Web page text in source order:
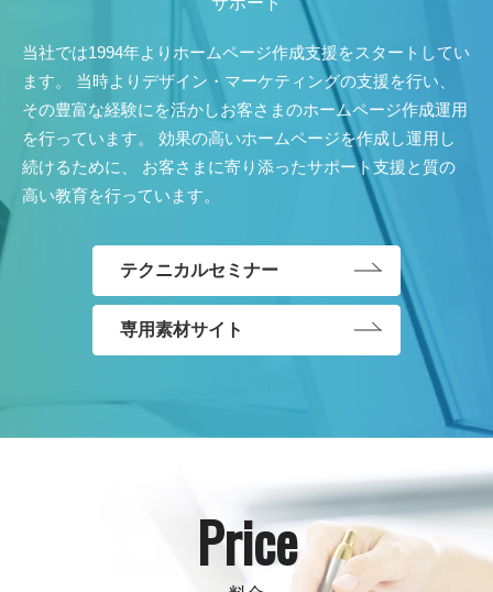
当社では1994年よりホームページ作成支援をスタートしてい
ます。
当時よりデザイン・マーケティングの支援を行い、
その豊富な経験にを活かしお客さまのホームページ作成運用
を行っています。
効果の高いホームページを作成し運用し
続けるために、
お客さまに寄り添ったサポート支援と質の
高い教育を行っています。
テクニカルセミナー
専用素材サイト
Price